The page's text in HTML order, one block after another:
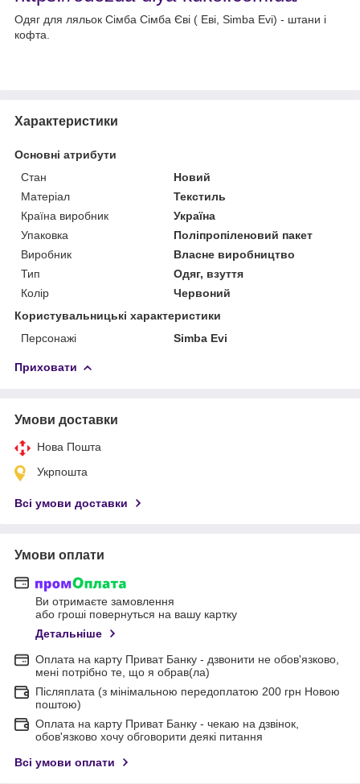
Одяг для ляльок Сімба Сімба Єві ( Еві, Simba Evi) - штани і
кофта.
Характеристики
Основні атрибути
Стан
Новий
Матеріал
Текстиль
Країна виробник
Україна
Упаковка
Поліпропіленовий пакет
Виробник
Власне виробництво
Тип
Одяг, взуття
Колір
Червоний
Користувальницькі характеристики
Персонажі
Simba Evi
Приховати
Умови доставки
Нова Пошта
Укрпошта
Всі умови доставки
Умови оплати
Ви отримаєте замовлення
або гроші повернуться на вашу картку
Детальніше
Оплата на карту Приват Банку - дзвонити не обов'язково,
мені потрібно те, що я обрав(ла)
Післяплата (з мінімальною передоплатою 200 грн Новою
поштою)
Оплата на карту Приват Банку - чекаю на дзвінок,
обов'язково хочу обговорити деякі питання
Всі умови оплати